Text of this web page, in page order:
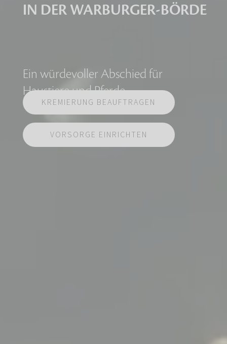
IN DER WARBURGER-BÖRDE
Ein würdevoller Abschied für
Haustiere und Pferde
KREMIERUNG BEAUFTRAGEN
VORSORGE EINRICHTEN